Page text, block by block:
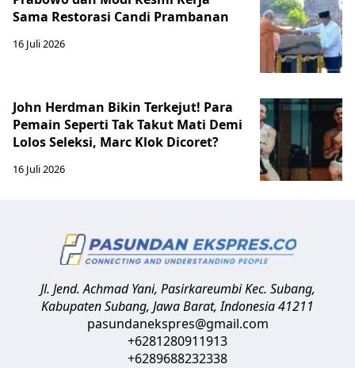
Sama Restorasi Candi Prambanan
16 Juli 2026
John Herdman Bikin Terkejut! Para
Pemain Seperti Tak Takut Mati Demi
Lolos Seleksi, Marc Klok Dicoret?
16 Juli 2026
Jl. Jend. Achmad Yani, Pasirkareumbi Kec. Subang,
Kabupaten Subang, Jawa Barat,Indonesia41211
pasundanekspres@gmail.com
+6281280911913
+6289688232338